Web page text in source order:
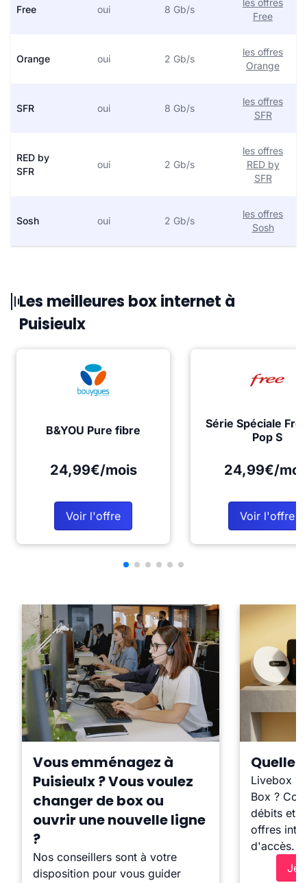
Free oui 8 Gb/s
les offres
Free
Orange oui 2 Gb/s
les offres
Orange
SFR oui 8 Gb/s
les offres
SFR
RED by
SFR
oui 2 Gb/s
les offres
RED by
SFR
Sosh oui 2 Gb/s
les offres
Sosh
Les meilleures box internet à
Puisieulx
B&YOU Pure fibre
24,99€/mois
Voir l'offre
Série Spéciale
Pop S
24,99€/
Voir l'offre
Vous emménagez à
Puisieulx ? Vous voulez
changer de box ou
ouvrir une nouvelle ligne
?
Nos conseillers sont à votre
disposition pour vous guider
Quelle
Livebox ?
Box ?
débits et
offres
d'accès.
Je